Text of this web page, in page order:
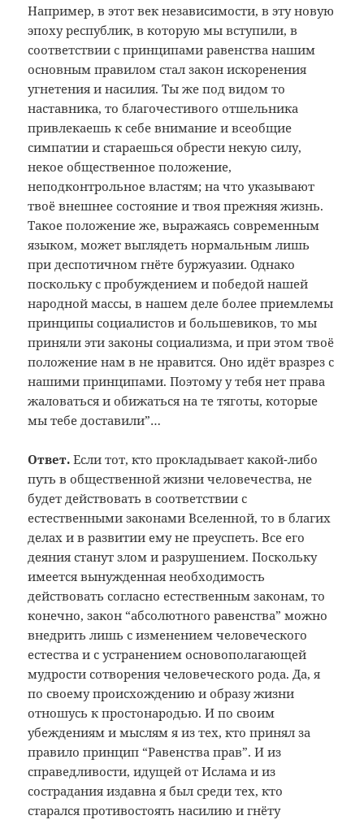
Например, в этот век независимости, в эту новую
эпоху республик, в которую мы вступили, в
соответствии с принципами равенства нашим
основным правилом стал закон искоренения
угнетения и насилия. Ты же под видом то
наставника, то благочестивого отшельника
привлекаешь к себе внимание и всеобщие
симпатии и стараешься обрести некую силу,
некое общественное положение,
неподконтрольное властям; на что указывают
твоё внешнее состояние и твоя прежняя жизнь.
Такое положение же, выражаясь современным
языком, может выглядеть нормальным лишь
при деспотичном гнёте буржуазии. Однако
поскольку с пробуждением и победой нашей
народной массы, в нашем деле более приемлемы
принципы социалистов и большевиков, то мы
приняли эти законы социализма, и при этом твоё
положение нам в не нравится. Оно идёт вразрез с
нашими принципами. Поэтому у тебя нет права
жаловаться и обижаться на те тяготы, которые
мы тебе доставили”…
Ответ. Если тот, кто прокладывает какой-либо
путь в общественной жизни человечества, не
будет действовать в соответствии с
естественными законами Вселенной, то в благих
делах и в развитии ему не преуспеть. Все его
деяния станут злом и разрушением. Поскольку
имеется вынужденная необходимость
действовать согласно естественным законам, то
конечно, закон “абсолютного равенства” можно
внедрить лишь с изменением человеческого
естества и с устранением основополагающей
мудрости сотворения человеческого рода. Да, я
по своему происхождению и образу жизни
отношусь к простонародью. И по своим
убеждениям и мыслям я из тех, кто принял за
правило принцип “Равенства прав”. И из
справедливости, идущей от Ислама и из
сострадания издавна я был среди тех, кто
старался противостоять насилию и гнёту